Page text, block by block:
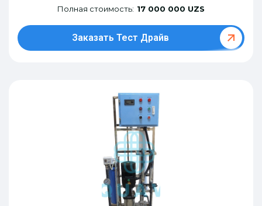
Полная стоимость: 17 000 000 UZS
Заказать Тест Драйв